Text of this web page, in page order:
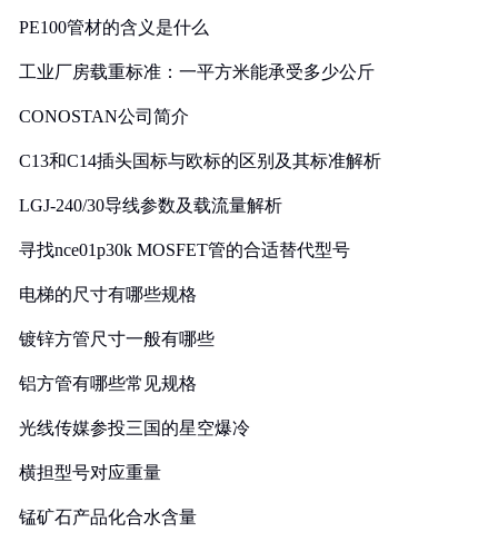
PE100管材的含义是什么
工业厂房载重标准：一平方米能承受多少公斤
CONOSTAN公司简介
C13和C14插头国标与欧标的区别及其标准解析
LGJ-240/30导线参数及载流量解析
寻找nce01p30k MOSFET管的合适替代型号
电梯的尺寸有哪些规格
镀锌方管尺寸一般有哪些
铝方管有哪些常见规格
光线传媒参投三国的星空爆冷
横担型号对应重量
锰矿石产品化合水含量